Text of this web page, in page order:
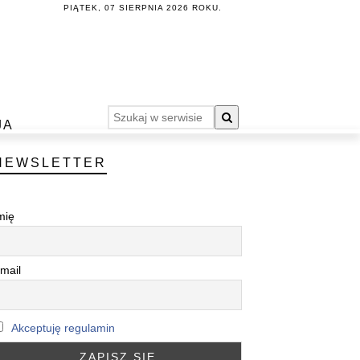
PIĄTEK, 07 SIERPNIA 2026 ROKU.
Akceptuję regulamin